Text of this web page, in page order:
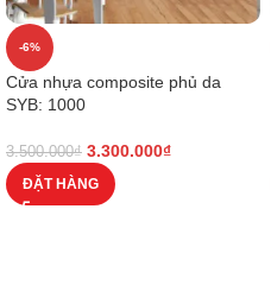
-6%
Cửa nhựa composite phủ da
SYB: 1000
3.500.000₫ 3.300.000₫
ĐẶT HÀNG